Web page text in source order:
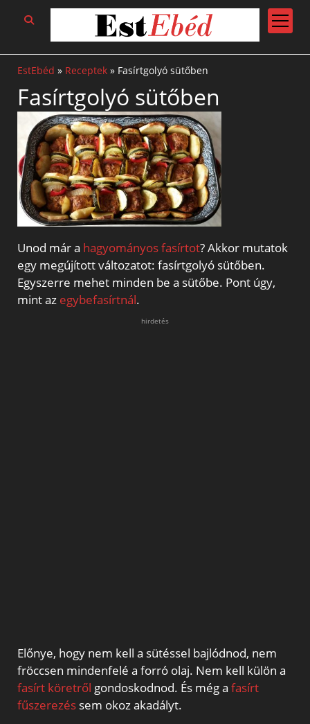
open
menu
EstEbéd » Receptek» Fasírtgolyó sütőben
Fasírtgolyó sütőben
Unod már a hagyományos fasírtot? Akkor mutatok
egy megújított változatot: fasírtgolyó sütőben.
Egyszerre mehet minden be a sütőbe. Pont úgy,
mint az egybefasírtnál.
hirdetés
Előnye, hogy nem kell a sütéssel bajlódnod, nem
fröccsen mindenfelé a forró olaj. Nem kell külön a
fasírt köretről gondoskodnod. És még a fasírt
fűszerezéssem okoz akadályt.